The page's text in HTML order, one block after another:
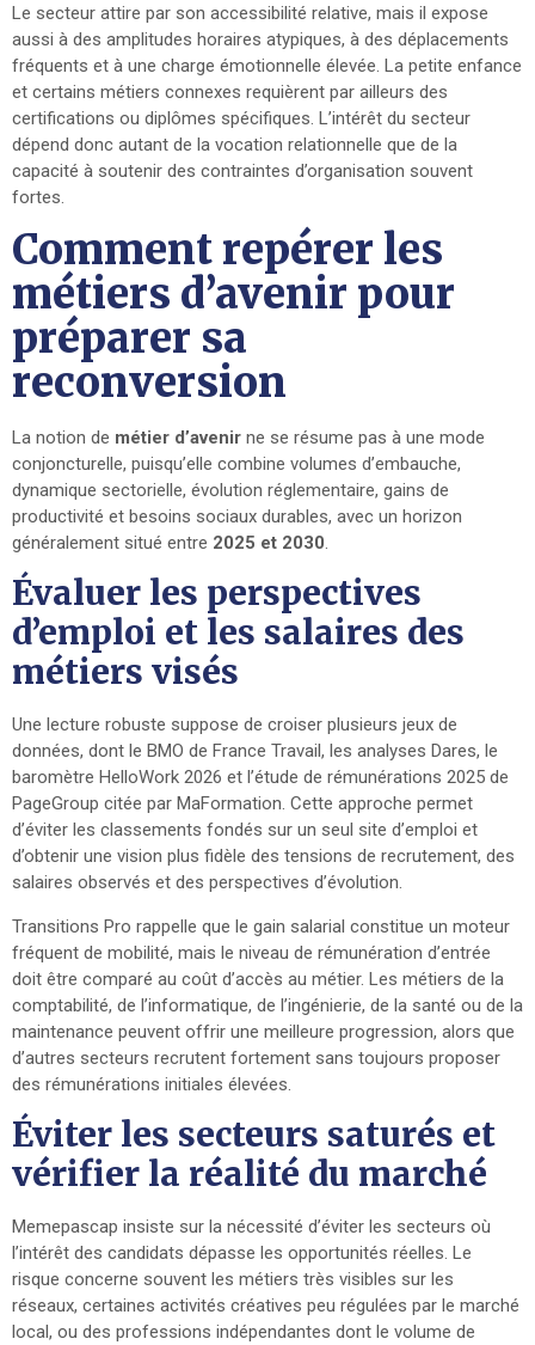
Le secteur attire par son accessibilité relative, mais il expose
aussi à des amplitudes horaires atypiques, à des déplacements
fréquents et à une charge émotionnelle élevée. La petite enfance
et certains métiers connexes requièrent par ailleurs des
certifications ou diplômes spécifiques. L’intérêt du secteur
dépend donc autant de la vocation relationnelle que de la
capacité à soutenir des contraintes d’organisation souvent
fortes.
Comment repérer les
métiers d’avenir pour
préparer sa
reconversion
La notion de métier d’avenir ne se résume pas à une mode
conjoncturelle, puisqu’elle combine volumes d’embauche,
dynamique sectorielle, évolution réglementaire, gains de
productivité et besoins sociaux durables, avec un horizon
généralement situé entre 2025 et 2030
Évaluer les perspectives
d’emploi et les salaires des
métiers visés
Une lecture robuste suppose de croiser plusieurs jeux de
données, dont le BMO de France Travail, les analyses Dares, le
baromètre HelloWork 2026 et l’étude de rémunérations 2025 de
PageGroup citée par MaFormation. Cette approche permet
d’éviter les classements fondés sur un seul site d’emploi et
d’obtenir une vision plus fidèle des tensions de recrutement, des
salaires observés et des perspectives d’évolution.
Transitions Pro rappelle que le gain salarial constitue un moteur
fréquent de mobilité, mais le niveau de rémunération d’entrée
doit être comparé au coût d’accès au métier. Les métiers de la
comptabilité, de l’informatique, de l’ingénierie, de la santé ou de la
maintenance peuvent offrir une meilleure progression, alors que
d’autres secteurs recrutent fortement sans toujours proposer
des rémunérations initiales élevées.
Éviter les secteurs saturés et
vérifier la réalité du marché
Memepascap insiste sur la nécessité d’éviter les secteurs où
l’intérêt des candidats dépasse les opportunités réelles. Le
risque concerne souvent les métiers très visibles sur les
réseaux, certaines activités créatives peu régulées par le marché
local, ou des professions indépendantes dont le volume de